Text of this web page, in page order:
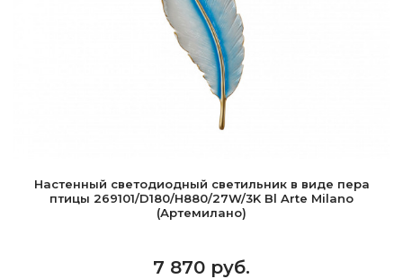
Настенный светодиодный светильник в виде пера
птицы 269101/D180/H880/27W/3K Bl Arte Milano
(Артемилано)
7 870 руб.